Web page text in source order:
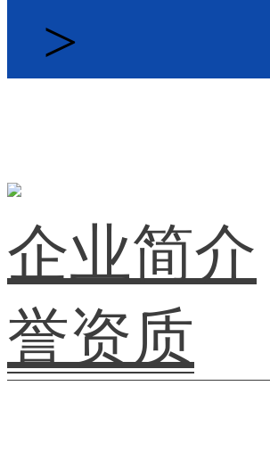
>
企业简介
誉资质